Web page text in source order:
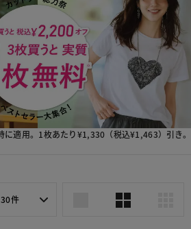
適用。1枚あたり¥1,330（税込¥1,463）引き。
30件